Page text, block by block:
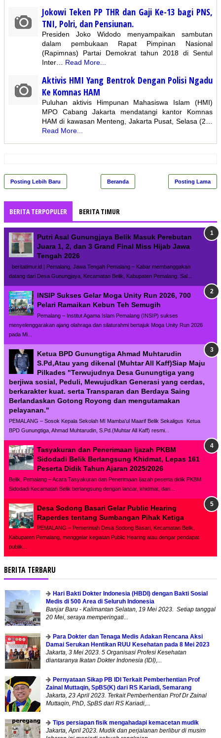
Jokowi Teken PP THR dan Gaji Ke-13 bagi PNS,
TNI, Polri, dan Pensiunan.
Presiden Joko Widodo menyampaikan sambutan
dalam pembukaan Rapat Pimpinan Nasional
(Rapimnas) Partai Demokrat tahun 2018 di Sentul
Inter… Read More...
Aktivis HMI Yang Bentrok Dengan Polisi Ngadu
Ke Komnas HAM
Puluhan aktivis Himpunan Mahasiswa Islam (HMI)
MPO Cabang Jakarta mendatangi kantor Komnas
HAM di kawasan Menteng, Jakarta Pusat, Selasa (2…
Read More...
Posting Lebih Baru Posting Lama
Beranda
BERITA TERPOPULER BERITA TIMUR
Putri Asal Gunungjaya Belik Masuk Perebutan
Juara 1, 2, dan 3 Grand Final Miss Hijab Jawa
Tengah 2026
beritatimur.id | Pemalang, Jawa Tengah Pemalang – Kabar membanggakan
datang dari Desa Gunungjaya, Kecamatan Belik, Kabupaten Pemalang. Sal...
INSIP Sukses Gelar Moga Unity Run 2026, 700
Pelari Ramaikan Kebun Teh Semugih
Pemalang – Institut Agama Islam Pemalang (INSIP) sukses
menyelenggarakan ajang olahraga dan silaturahmi bertajuk Moga Unity Run 2026
pada Mi...
Ketua BPD Gunungtiga Ahmad Muhtarudin
S.Pd,Atau yang dikenal (Muhtar All Kaff)Siap Maju
Pilkades "Terwujudnya Desa Gunungtiga yang
berjiwa sosial, Peduli, Mewujudkan Generasi yang cerdas,
berkarakter kuat. serta Transparan dan Berdaya Saing
Berlandaskan Gotong Royong dan mengutamakan
pelayanan."
PEMALANG – Sosok Kepala Sekolah MI Mamba'ul Maarif Belik Sekaligus Ketua
BPD Gunungtiga, Ahmad Muhtarudin, S.Pd.(Muhtar All Kaff) resmi...
Tasyakuran dan Penerimaan Ijazah PKBM
Sidodadi Belik Berlangsung Khidmat, Lepas 161
Peserta Didik Tahun Ajaran 2025/2026
Belik, Pemalang – Acara Tasyakuran dan Penerimaan Ijazah peserta didik PKBM
Sidodadi Kecamatan Belik berlangsung dengan lancar, khidmat, dan...
Desa Sodong Basari Gelar Public Hearing
Raperdes tentang Sumbangan Pihak Ketiga
PEMALANG – Pemerintah Desa Sodong Basari, Kecamatan Belik,
Kabupaten Pemalang, menggelar kegiatan Public Hearing atau dengar pendapat
publik...
BERITA TERBARU
Hari Bakti Dokter Indonesia (HBDI) dengan Bakti Sosial
Medis di 500 Area di Seluruh Indonesia
Banjar Baru - Kalimantan Selatan, 19 Mei 2023. Setiap tanggal
20 Mei, seraya memperingati...
Para Dokter dan Tenaga Medis Adakan Rencana Aksi
Damai Serukan Hentikan RUU Kesehatan pada 8 Mei 2023
Jakarta, 3 Mei 2023. 5 Organisasi Profesi Kesehatan
diantaranya Ikatan Dokter Indonesia (IDI),...
Pernyataan Sikap PB IDI Terkait Pemberhentian Prof
Zainal Muttaqin, SpBS(K) dari RS Kariadi, Semarang
Jakarta, 23 April 2023. Terkait Pemberhentian Prof Dr Zainal
Muttaqin, PhD, SpBS dari RS Kariadi,...
Tips persiapan fisik mengahadapi kemacetan mudik
Jakarta, April 2023. Mudik dan perjalanan berlibur di musim